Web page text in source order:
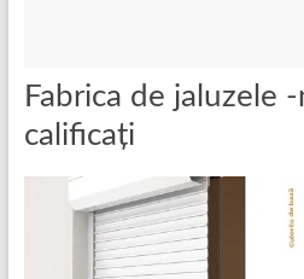
Fabrica de jaluzele
calificați